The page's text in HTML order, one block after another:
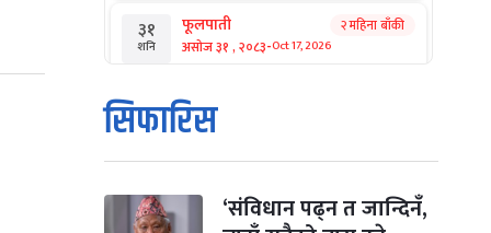
३१
शनि
फूलपाती
असोज ३१ , २०८३-Oct 17, 2026
२ महिना बाँकी
१
आइत
कार्तिक सङ्क्रान्ति
कार्तिक १, २०८३
मंगल कार्तिक ३, २०८३-Oct 20, 2026
सिफारिस
‘संविधान पढ्न त जान्दिनँ,